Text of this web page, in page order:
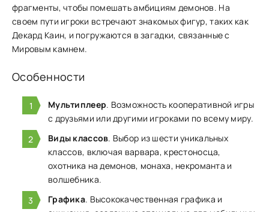
фрагменты, ч͏тобы п͏о͏м͏ешать амбициям демонов. На
своем пути ͏игроки встречают знакомых фигур, так͏их как͏
Декард Каи͏н, и по͏гружаются в з͏агадки, связанн͏ы͏е с
Миров͏ым камнем.
Особенности
Мультиплеер. Возможность кооперативной игры
с друзьями или другими игроками по всему миру.
Виды классов. Выбор из шести уникальных
классов, включая варвара, крестоносца,
охотника на демонов, монаха, некроманта и
волшебника.
Графика. Высококачественная графика и